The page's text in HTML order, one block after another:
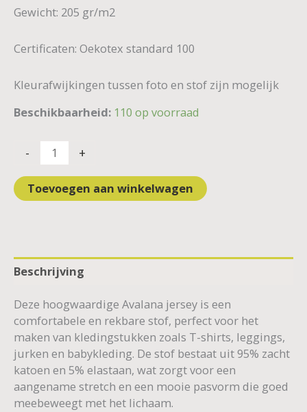
Gewicht: 205 gr/m2
Certificaten: Oekotex standard 100
Kleurafwijkingen tussen foto en stof zijn mogelijk
Beschikbaarheid: 110 op voorraad
- +
Toevoegen aan winkelwagen
Beschrijving
Deze hoogwaardige Avalana jersey is een
comfortabele en rekbare stof, perfect voor het
maken van kledingstukken zoals T-shirts, leggings,
jurken en babykleding. De stof bestaat uit 95% zacht
katoen en 5% elastaan, wat zorgt voor een
aangename stretch en een mooie pasvorm die goed
meebeweegt met het lichaam.